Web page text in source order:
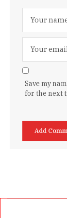
Save my
for the next